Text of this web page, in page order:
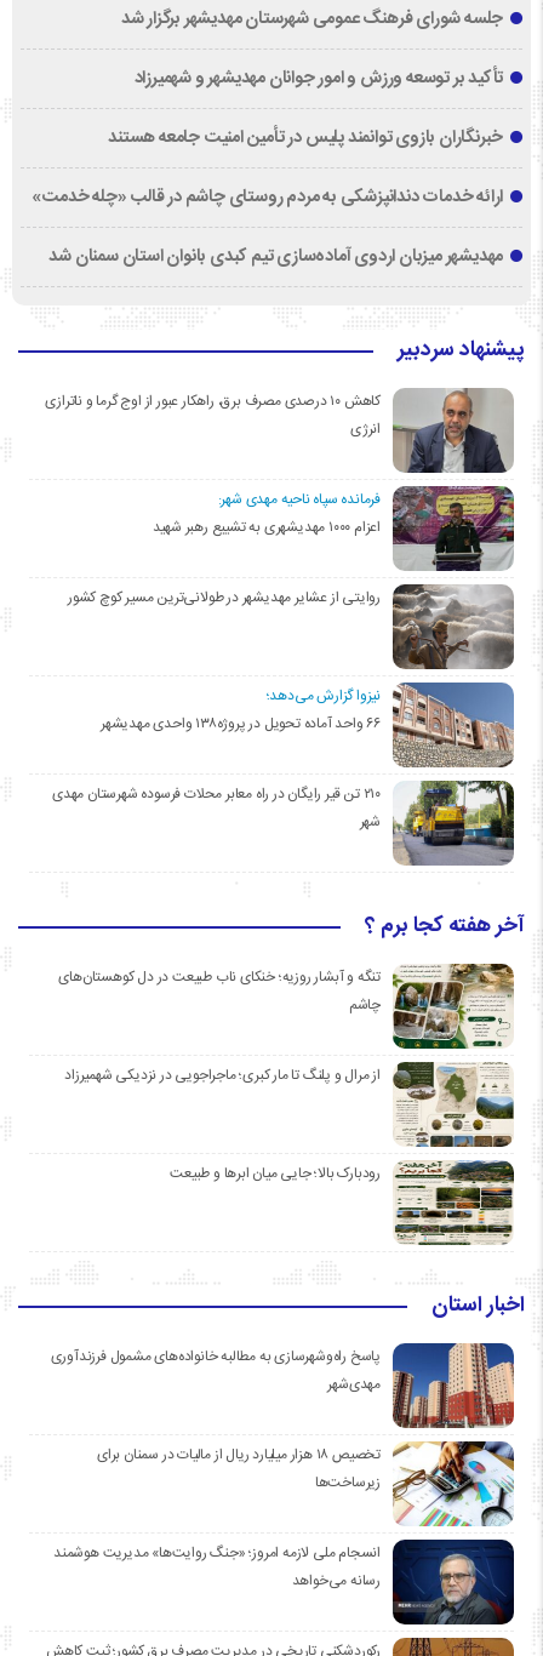
جلسه شورای فرهنگ عمومی شهرستان مهدیشهر برگزار شد
تأکید بر توسعه ورزش و امور جوانان مهدیشهر و شهمیرزاد
خبرنگاران بازوی توانمند پلیس در تأمین امنیت جامعه هستند
ارائه خدمات دندانپزشکی به مردم روستای چاشم در قالب «چله خدمت»
مهدیشهر میزبان اردوی آماده‌سازی تیم کبدی بانوان استان سمنان شد
پیشنهاد سردبیر
کاهش ۱۰ درصدی مصرف برق، راهکار عبور از اوج گرما و ناترازی
انرژی
فرمانده سپاه ناحیه مهدی شهر:
اعزام ۱۰۰۰ مهدیشهری به تشییع رهبر شهید
روایتی از عشایر مهدیشهر در طولانی‌ترین مسیر کوچ کشور
نیزوا گزارش می‌دهد؛
۶۶ واحد آماده تحویل در پروژه۱۳۸ واحدی مهدیشهر
۲۱۰ تن قیر رایگان در راه معابر محلات فرسوده شهرستان مهدی
شهر
آخر هفته کجا برم ؟
تنگه و آبشار روزیه؛ خنکای ناب طبیعت در دل کوهستان‌های
چاشم
از مرال و پلنگ تا مار کبری؛ ماجراجویی در نزدیکی شهمیرزاد
رودبارک بالا؛ جایی میان ابرها و طبیعت
اخبار استان
پاسخ راه‌وشهرسازی به مطالبه خانواده‌های مشمول فرزندآوری
مهدی‌شهر
تخصیص ۱۸ هزار میلیارد ریال از مالیات در سمنان برای
زیرساخت‌ها
انسجام ملی لازمه امروز؛ «جنگ روایت‌ها» مدیریت هوشمند
رسانه می‌خواهد
رکوردشکنی تاریخی در مدیریت مصرف برق کشور؛ ثبت کاهش